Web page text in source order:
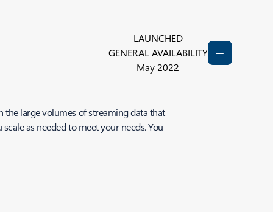
LAUNCHED
GENERAL AVAILABILITY
May 2022
the large volumes of streaming data that
as needed to meet your needs. You